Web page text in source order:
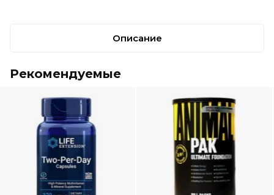
Описание
Рекомендуемые